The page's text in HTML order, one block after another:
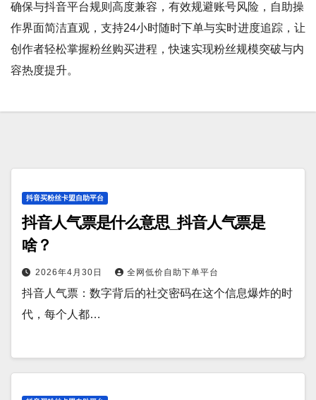
确保与抖音平台规则高度兼容，有效规避账号风险，自助操
作界面简洁直观，支持24小时随时下单与实时进度追踪，让
创作者轻松掌握粉丝购买进程，快速实现粉丝规模突破与内
容热度提升。
抖音买粉丝卡盟自助平台
抖音人气票是什么意思_抖音人气票是
啥？
2026年4月30日 全网低价自助下单平台
抖音人气票：数字背后的社交密码在这个信息爆炸的时
代，每个人都…